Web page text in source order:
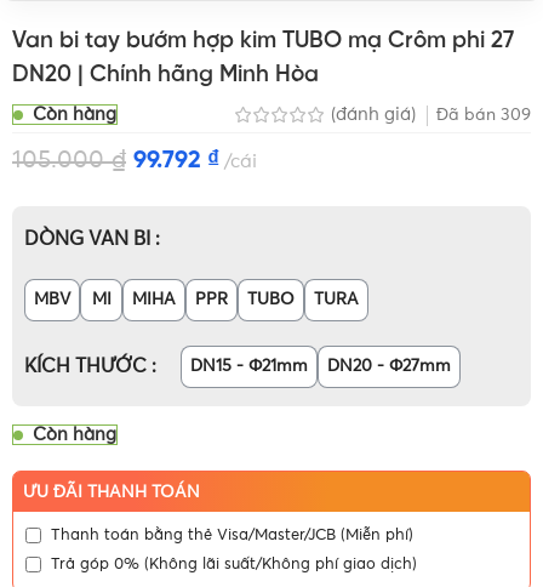
Van bi tay bướm hợp kim TUBO mạ Crôm phi 27
DN20 | Chính hãng Minh Hòa
Còn hàng (đánh giá) Đã bán 309
105.000₫ 99.792 ₫ cái
DÒNG VAN BI
MBV MI MIHA PPR TUBO TURA
KÍCH THƯỚC DN15 - Φ21mm DN20 - Φ27mm
Còn hàng
ƯU ĐÃI THANH TOÁN
Thanh toán bằng thẻ Visa/Master/JCB (Miễn phí)
Trả góp 0% (Không lãi suất/Không phí giao dịch)